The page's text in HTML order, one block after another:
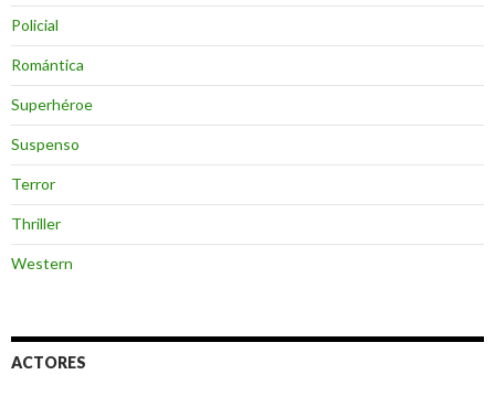
Policial
Romántica
Superhéroe
Suspenso
Terror
Thriller
Western
ACTORES